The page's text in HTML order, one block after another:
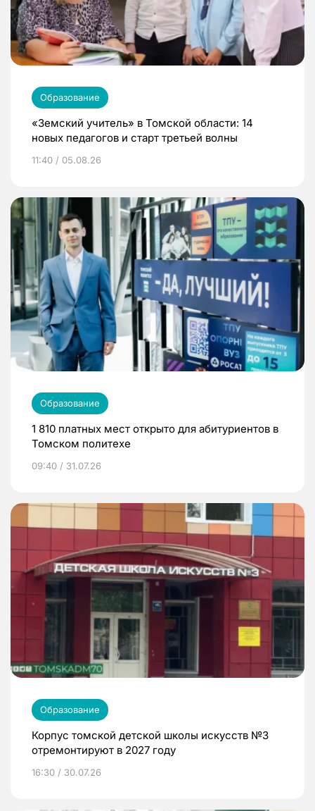
Образование
«Земский учитель» в Томской области: 14
новых педагогов и старт третьей волны
11:40 / 05.08.26
Образование
1 810 платных мест открыто для абитуриентов в
Томском политехе
09:40 / 31.07.26
Образование
Корпус томской детской школы искусств №3
отремонтируют в 2027 году
16:30 / 30.07.26